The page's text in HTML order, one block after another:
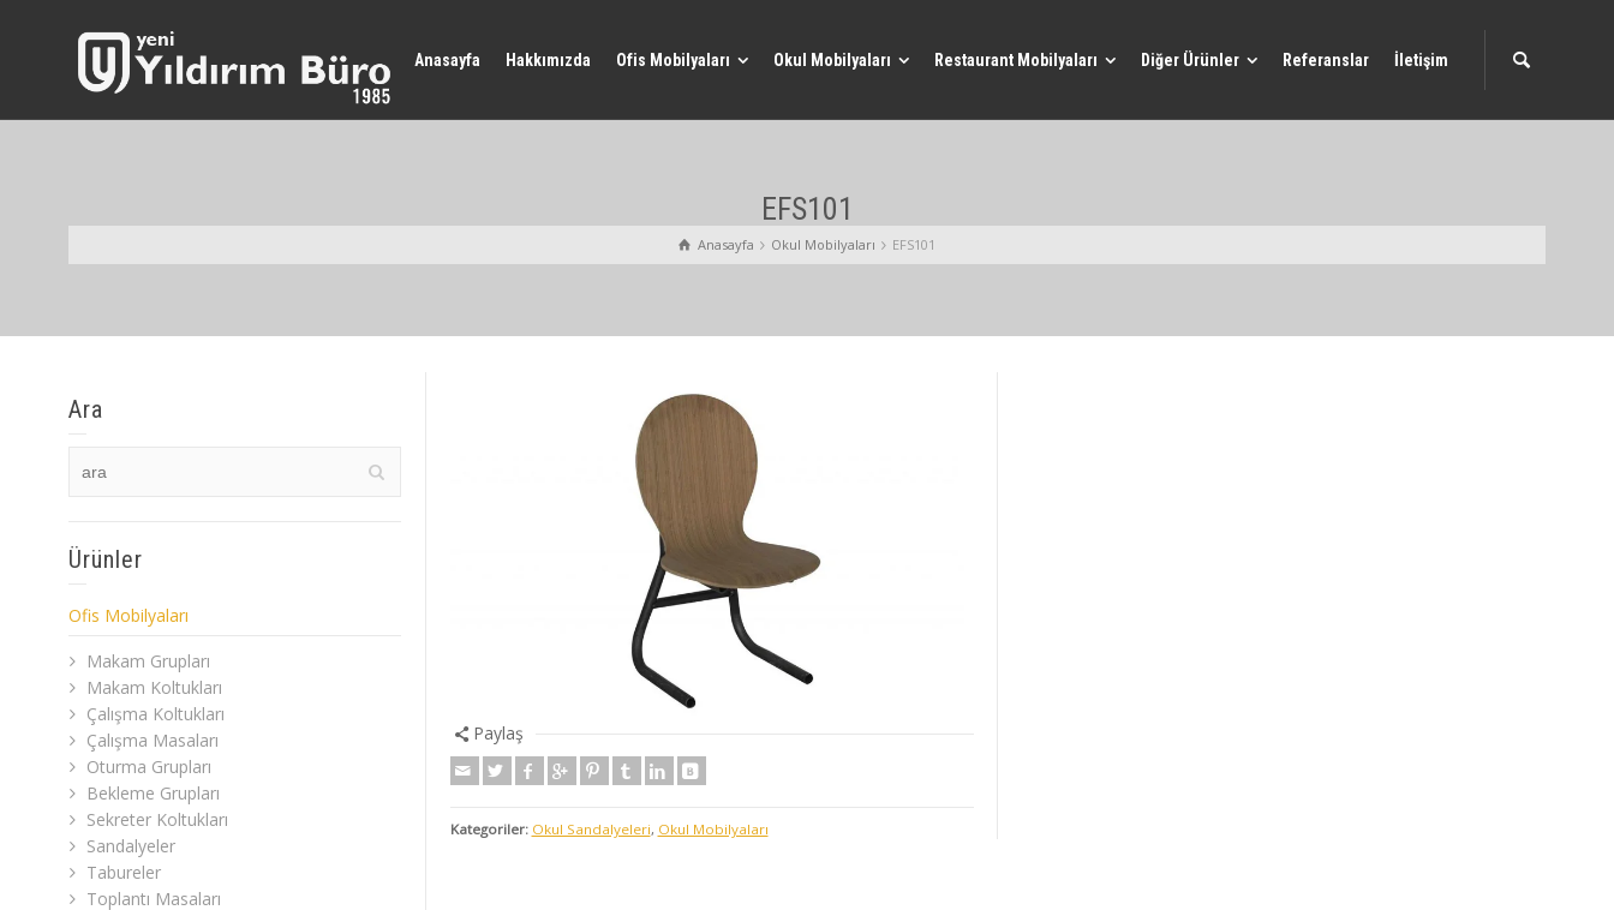
Anasayfa Hakkımızda Ofis Mobilyaları Okul Mobilyaları Restaurant Mobilyaları Diğer Ürünler Referanslar İletişim
EFS101
Anasayfa Okul Mobilyaları EFS101
Paylaş
Kategoriler: Okul Sandalyeleri, Okul Mobilyaları
Ara
Ürünler
Ofis Mobilyaları
Makam Grupları
Makam Koltukları
Çalışma Koltukları
Çalışma Masaları
Oturma Grupları
Bekleme Grupları
Sekreter Koltukları
Sandalyeler
Tabureler
Toplantı Masaları